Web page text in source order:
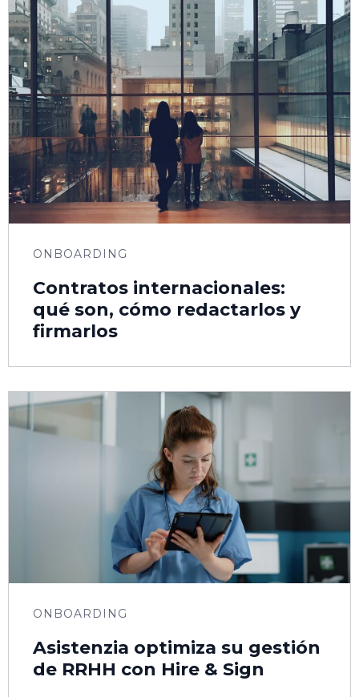
ONBOARDING
Contratos internacionales:
qué son, cómo redactarlos y
firmarlos
ONBOARDING
Asistenzia optimiza su gestión
de RRHH con Hire & Sign